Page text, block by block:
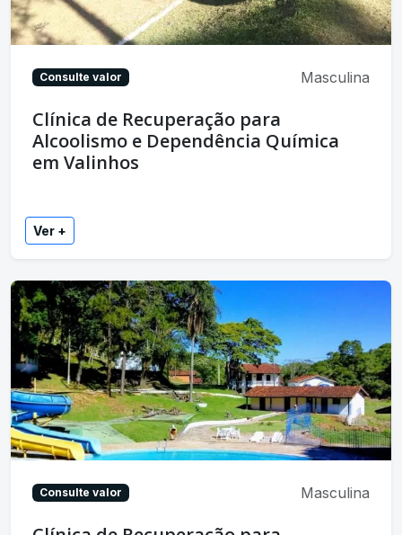
Consulte valor Masculina
Clínica de Recuperação para
Alcoolismo e Dependência Química
em Valinhos
Ver +
Consulte valor Masculina